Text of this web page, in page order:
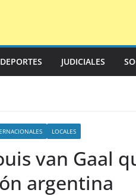
DEPORTES JUDICIALES
LOCALES
van Gaal
argentina